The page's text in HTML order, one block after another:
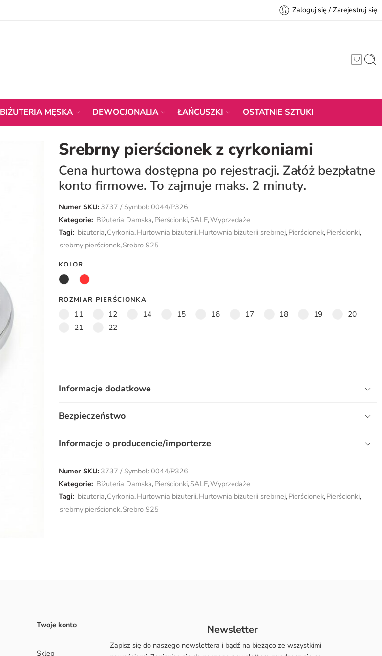
Zaloguj się / Zarejestruj się
BIŻUTERIA MĘSKA DEWOCJONALIA ŁAŃCUSZKI OSTATNIE SZTUKI
Srebrny pierścionek z cyrkoniami
Cena hurtowa dostępna po rejestracji. Załóż bezpłatne
konto firmowe. To zajmuje maks. 2 minuty.
Numer SKU: 3737 / Symbol: 0044/P326
Kategorie: Biżuteria Damska,Pierścionki,SALE,Wyprzedaże
Tagi: biżuteria,Cyrkonia,Hurtownia biżuterii,Hurtownia biżuterii srebrnej,Pierścionek,Pierścionki,
srebrny pierścionek,Srebro 925
KOLOR
ROZMIAR PIERŚCIONKA
11 12 14 15 16 17 18 19
20
21
22
Informacje dodatkowe
Bezpieczeństwo
Informacje o producencie/importerze
Numer SKU: 3737 / Symbol: 0044/P326
Kategorie: Biżuteria Damska,Pierścionki,SALE,Wyprzedaże
Tagi: biżuteria,Cyrkonia,Hurtownia biżuterii,Hurtownia biżuterii srebrnej,Pierścionek,Pierścionki,
srebrny pierścionek,Srebro 925
Twoje konto
Sklep
Newsletter
Zapisz się do naszego newslettera i bądź na bieżąco ze wszystkimi